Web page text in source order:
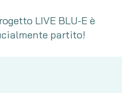
LIVE BLU-E è
partito!